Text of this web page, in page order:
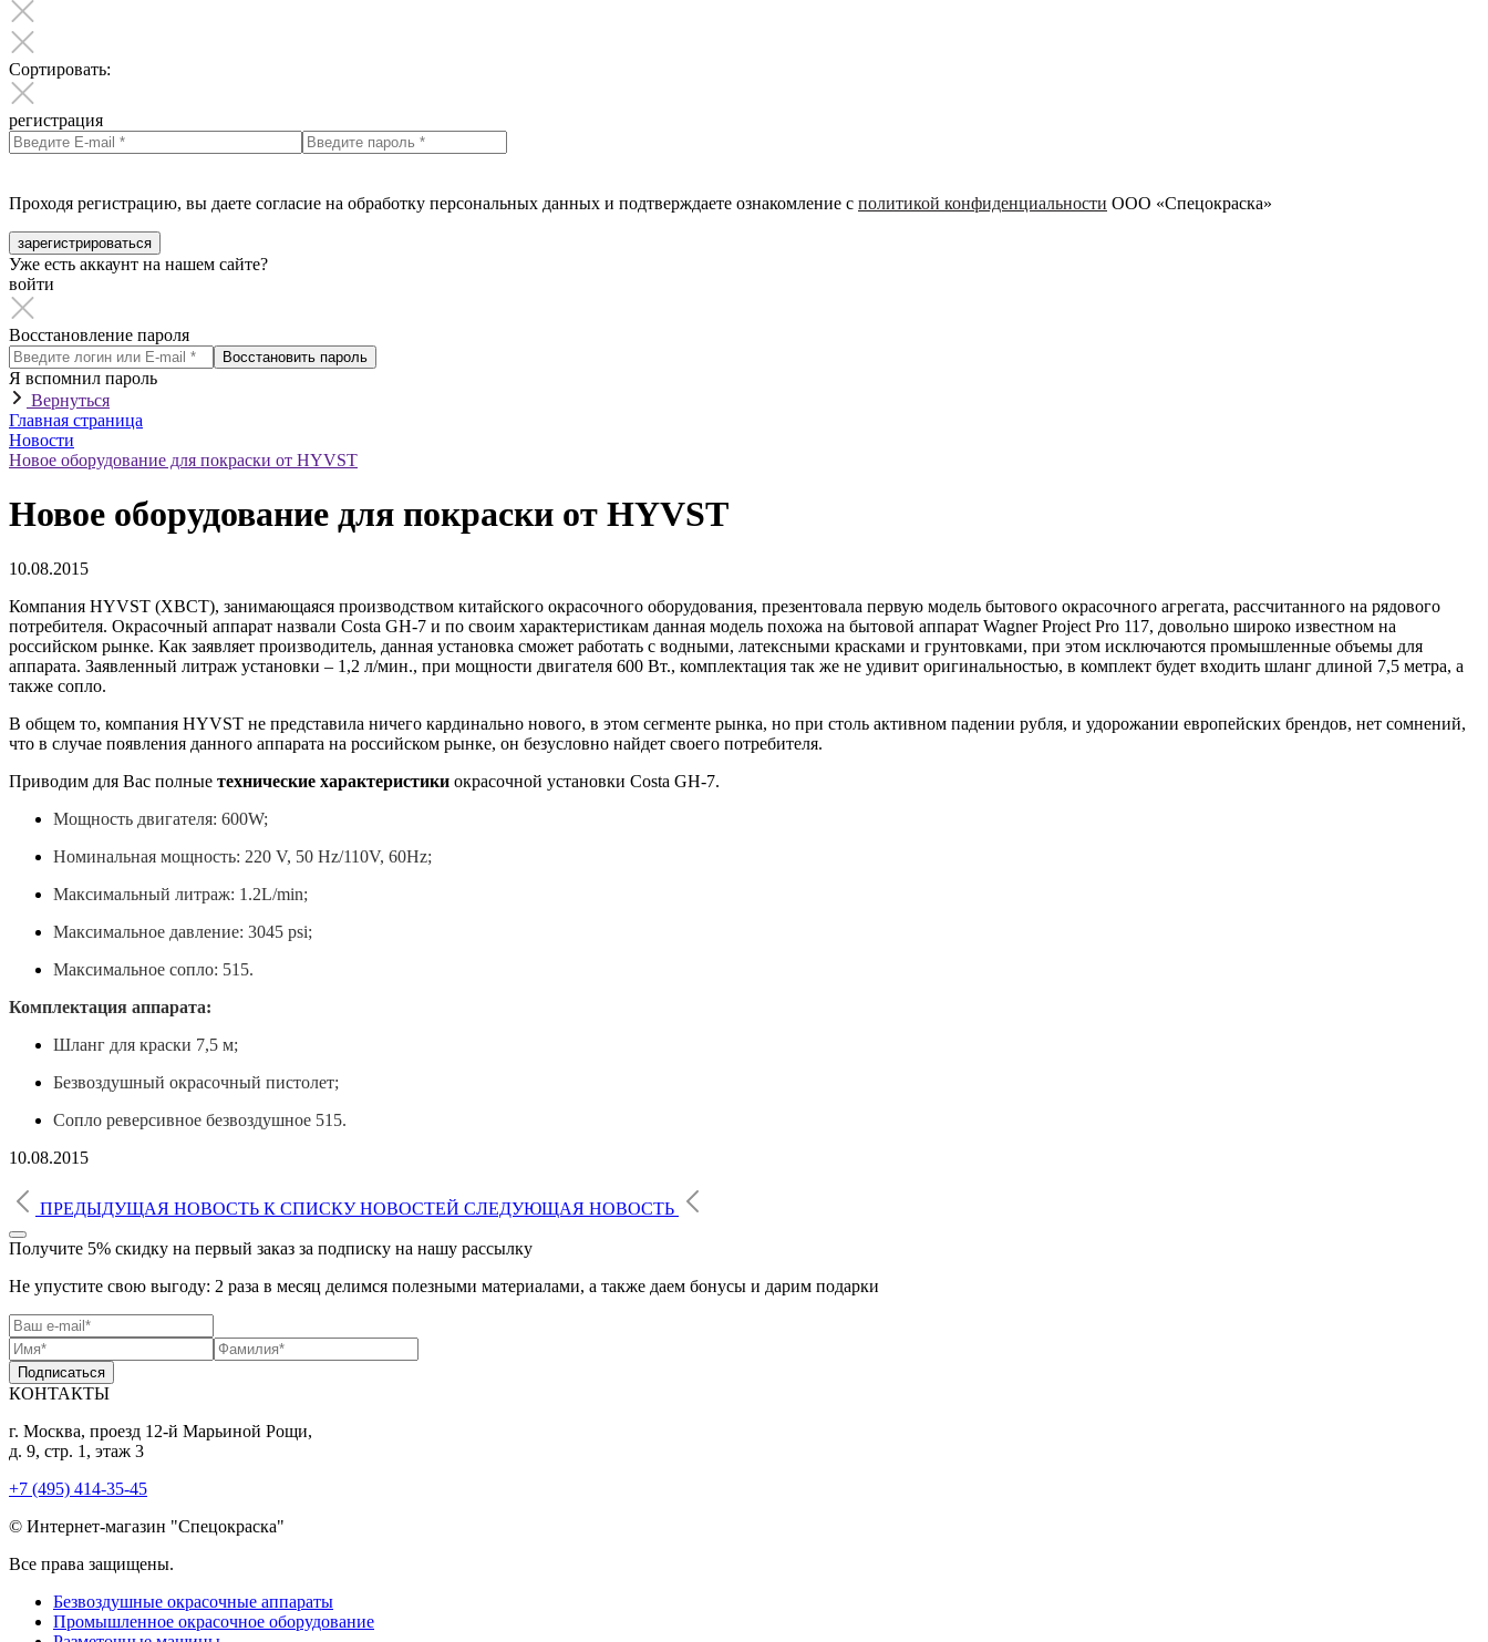
Сортировать:
регистрация
Проходя регистрацию, вы даете согласие на обработку персональных данных и подтверждаете ознакомление с политикой конфиденциальности ООО «Спецокраска»
зарегистрироваться
Уже есть аккаунт на нашем сайте?
войти
Восстановление пароля
Восстановить пароль
Я вспомнил пароль
Вернуться
Главная страница
Новости
Новое оборудование для покраски от HYVST
Новое оборудование для покраски от HYVST
10.08.2015
Компания HYVST (ХВСТ), занимающаяся производством китайского окрасочного оборудования, презентовала первую модель бытового окрасочного агрегата, рассчитанного на рядового
потребителя. Окрасочный аппарат назвали Costa GH-7 и по своим характеристикам данная модель похожа на бытовой аппарат Wagner Project Pro 117, довольно широко известном на
российском рынке. Как заявляет производитель, данная установка сможет работать с водными, латексными красками и грунтовками, при этом исключаются промышленные объемы для
аппарата. Заявленный литраж установки – 1,2 л/мин., при мощности двигателя 600 Вт., комплектация так же не удивит оригинальностью, в комплект будет входить шланг длиной 7,5 метра, а
также сопло.
В общем то, компания HYVST не представила ничего кардинально нового, в этом сегменте рынка, но при столь активном падении рубля, и удорожании европейских брендов, нет сомнений,
что в случае появления данного аппарата на российском рынке, он безусловно найдет своего потребителя.
Приводим для Вас полные технические характеристики окрасочной установки Costa GH-7.
Мощность двигателя: 600W;
Номинальная мощность: 220 V, 50 Hz/110V, 60Hz;
Максимальный литраж: 1.2L/min;
Максимальное давление: 3045 psi;
Максимальное сопло: 515.
Комплектация аппарата:
Шланг для краски 7,5 м;
Безвоздушный окрасочный пистолет;
Сопло реверсивное безвоздушное 515.
10.08.2015
ПРЕДЫДУЩАЯ НОВОСТЬ К СПИСКУНОВОСТЕЙ СЛЕДУЮЩАЯ НОВОСТЬ
Получите 5% скидку на первый заказ за подписку на нашу рассылку
Не упустите свою выгоду: 2 раза в месяц делимся полезными материалами, а также даем бонусы и дарим подарки
Подписаться
КОНТАКТЫ
г. Москва, проезд 12-й Марьиной Рощи,
д. 9, стр. 1, этаж 3
+7 (495) 414-35-45
© Интернет-магазин "Спецокраска"
Все права защищены.
Безвоздушные окрасочные аппараты
Промышленное окрасочное оборудование